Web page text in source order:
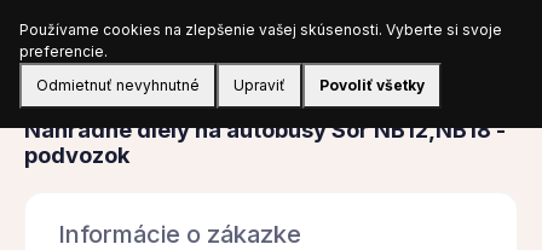
Prihlásiť sa
Obstarávanie
Náhradné diely na autobusy Sor NB12,NB18 -
podvozok
Informácie o zákazke
Používame cookies na zlepšenie vašej skúsenosti. Vyberte si svoje
preferencie.
Odmietnuť nevyhnutné
Upraviť Povoliť všetky